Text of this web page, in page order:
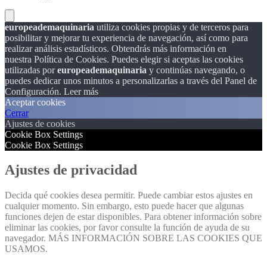
europeademaquinaria utiliza cookies propias y de terceros para
posibilitar y mejorar tu experiencia de navegación, así como para
realizar análisis estadísticos. Obtendrás más información en
nuestra Política de Cookies. Puedes elegir si aceptas las cookies
utilizadas poreuropeademaquinaria y continúas navegando, o
puedes dedicar unos minutos a personalizarlas a través del Panel de
Configuración. Leer más
Aceptar cookies
Cerrar
Ajustes de cookies
Cookie Box Settings
Cookie Box Settings
Ajustes de privacidad
Decida qué cookies desea permitir. Puede cambiar estos ajustes en
cualquier momento. Sin embargo, esto puede hacer que algunas
funciones dejen de estar disponibles. Para obtener información sobre
eliminar las cookies, por favor consulte la función de ayuda de su
navegador. MÁS INFORMACIÓN SOBRE LAS COOKIES QUE
USAMOS.